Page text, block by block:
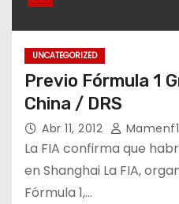
UNCATEGORIZED
Previo Fórmula 1
China / DRS
Abr 11, 2012 Mamenf1
La FIA confirma que
en Shanghai La FIA,
Fórmula 1,…